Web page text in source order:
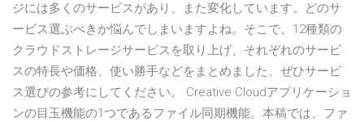
ジには多くのサービスがあり、また変化しています。どのサ
ービス選ぶべきか悩んでしまいますよね。そこで、12種類の
クラウドストレージサービスを取り上げ、それぞれのサービ
スの特長や価格、使い勝手などをまとめました。ぜひサービ
ス選びの参考にしてください。 Creative Cloudアプリケーショ
ンの目玉機能の1つであるファイル同期機能。本稿では、ファ